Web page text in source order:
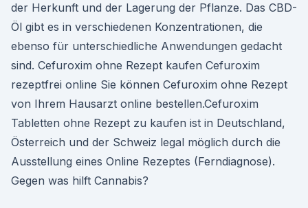
der Herkunft und der Lagerung der Pflanze. Das CBD-
Öl gibt es in verschiedenen Konzentrationen, die
ebenso für unterschiedliche Anwendungen gedacht
sind. Cefuroxim ohne Rezept kaufen Cefuroxim
rezeptfrei online Sie können Cefuroxim ohne Rezept
von Ihrem Hausarzt online bestellen.Cefuroxim
Tabletten ohne Rezept zu kaufen ist in Deutschland,
Österreich und der Schweiz legal möglich durch die
Ausstellung eines Online Rezeptes (Ferndiagnose).
Gegen was hilft Cannabis?